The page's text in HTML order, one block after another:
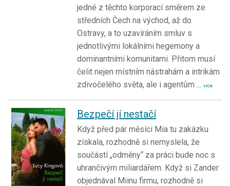
jedné z těchto korporací směrem ze
středních Čech na východ, až do
Ostravy, a to uzavíráním smluv s
jednotlivými lokálními hegemony a
dominantními komunitami. Přitom musí
čelit nejen místním nástrahám a intrikám
zdivočelého světa, ale i agentům ... více
Bezpečí jí nestačí
Když před pár měsíci Mia tu zakázku
získala, rozhodně si nemyslela, že
součástí „odměny“ za práci bude noc s
uhrančivým miliardářem. Když si Zander
objednával Miinu firmu, rozhodně si